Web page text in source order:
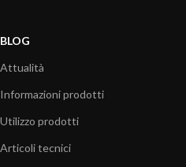
BLOG
Attualità
Informazioni prodotti
Utilizzo prodotti
Articoli tecnici